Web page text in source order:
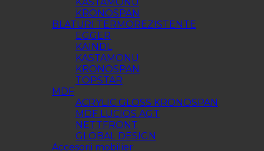
KRONOSPAN
BLATURI TERMOREZISTENTE
EGGER
KAINDL
KASTAMONU
KRONOSPAN
TOPSTAR
MDF
ACRYLIC GLOSS KRONOSPAN
MDF LUCIOS AGT
NETTFRONT
GLOBAL DESIGN
Accesorii mobilier